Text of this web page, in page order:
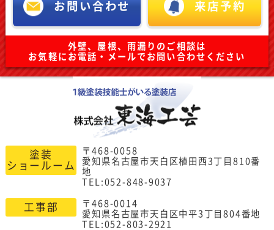
お問い合わせ 来店予約
外壁、屋根、雨漏りのご相談は
お気軽にお電話・メールでお問い合わせください
塗装
ショールーム
〒468-0058
愛知県名古屋市天白区植田西3丁目810番
地
TEL:052-848-9037
工事部
〒468-0014
愛知県名古屋市天白区中平3丁目804番地
TEL:052-803-2921